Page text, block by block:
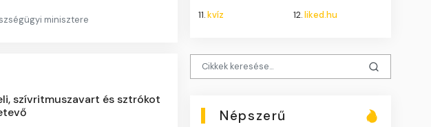
minisztere
szívritmuszavart és sztrókot
11.kvíz 12.liked.hu
Népszerű